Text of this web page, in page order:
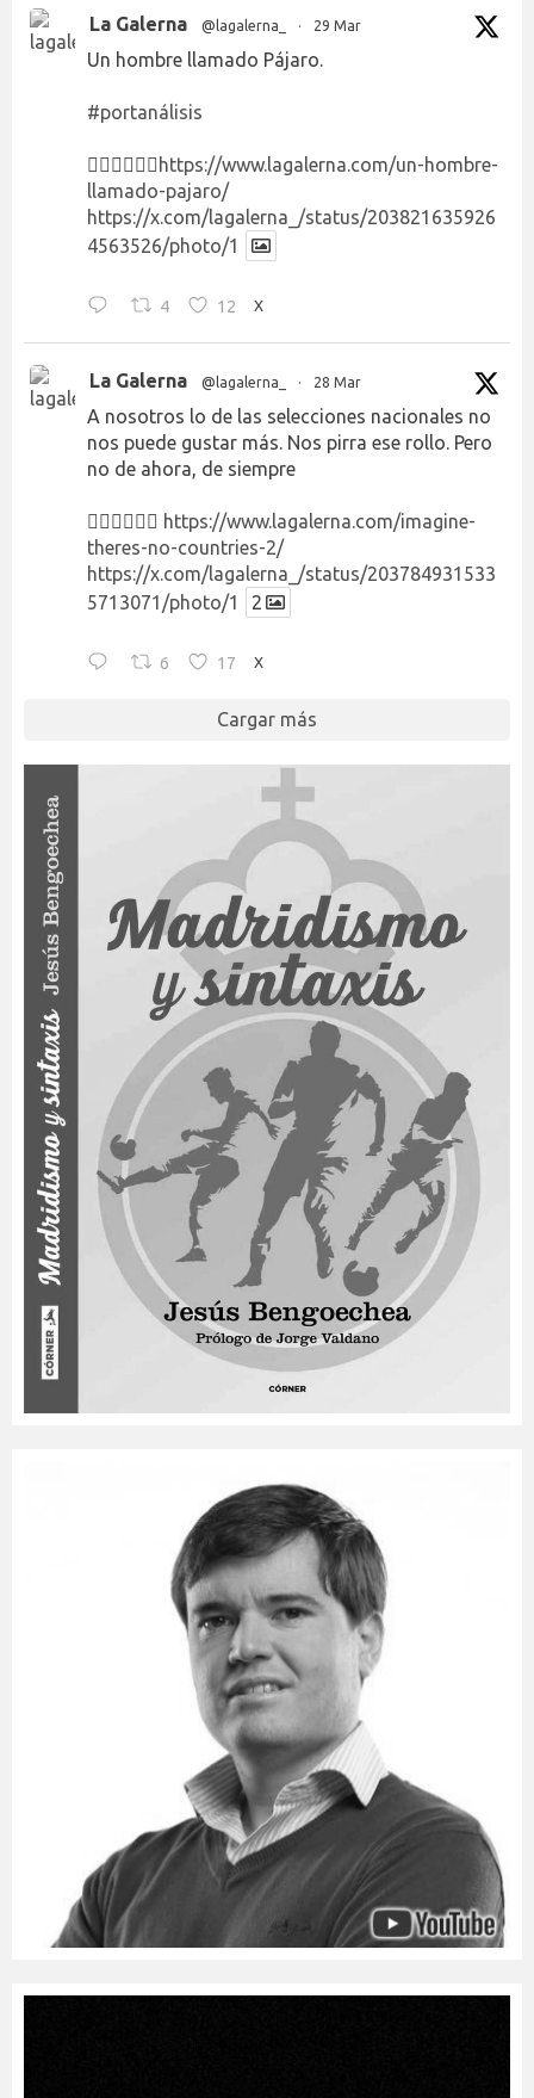
La Galerna @lagalerna_ · 29 Mar
Un hombre llamado Pájaro.
#portanálisis
👉🏻👉🏻👉🏻 https://www.lagalerna.com/un-hombre-
llamado-pajaro/
https://x.com/lagalerna_/status/203821635926
4563526/photo/1
4 12 X
La Galerna @lagalerna_ · 28 Mar
A nosotros lo de las selecciones nacionales no
nos puede gustar más. Nos pirra ese rollo. Pero
no de ahora, de siempre
👉🏻👉🏻👉🏻 https://www.lagalerna.com/imagine-
theres-no-countries-2/
https://x.com/lagalerna_/status/203784931533
5713071/photo/1
2
6 17 X
Cargar más